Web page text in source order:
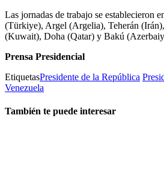
Las jornadas de trabajo se establecieron
(Türkiye), Argel (Argelia), Teherán
(Kuwait), Doha (Qatar) y Bakú
Prensa Presidencial
EtiquetasPresidente de la República
Venezuela
También te puede interesar